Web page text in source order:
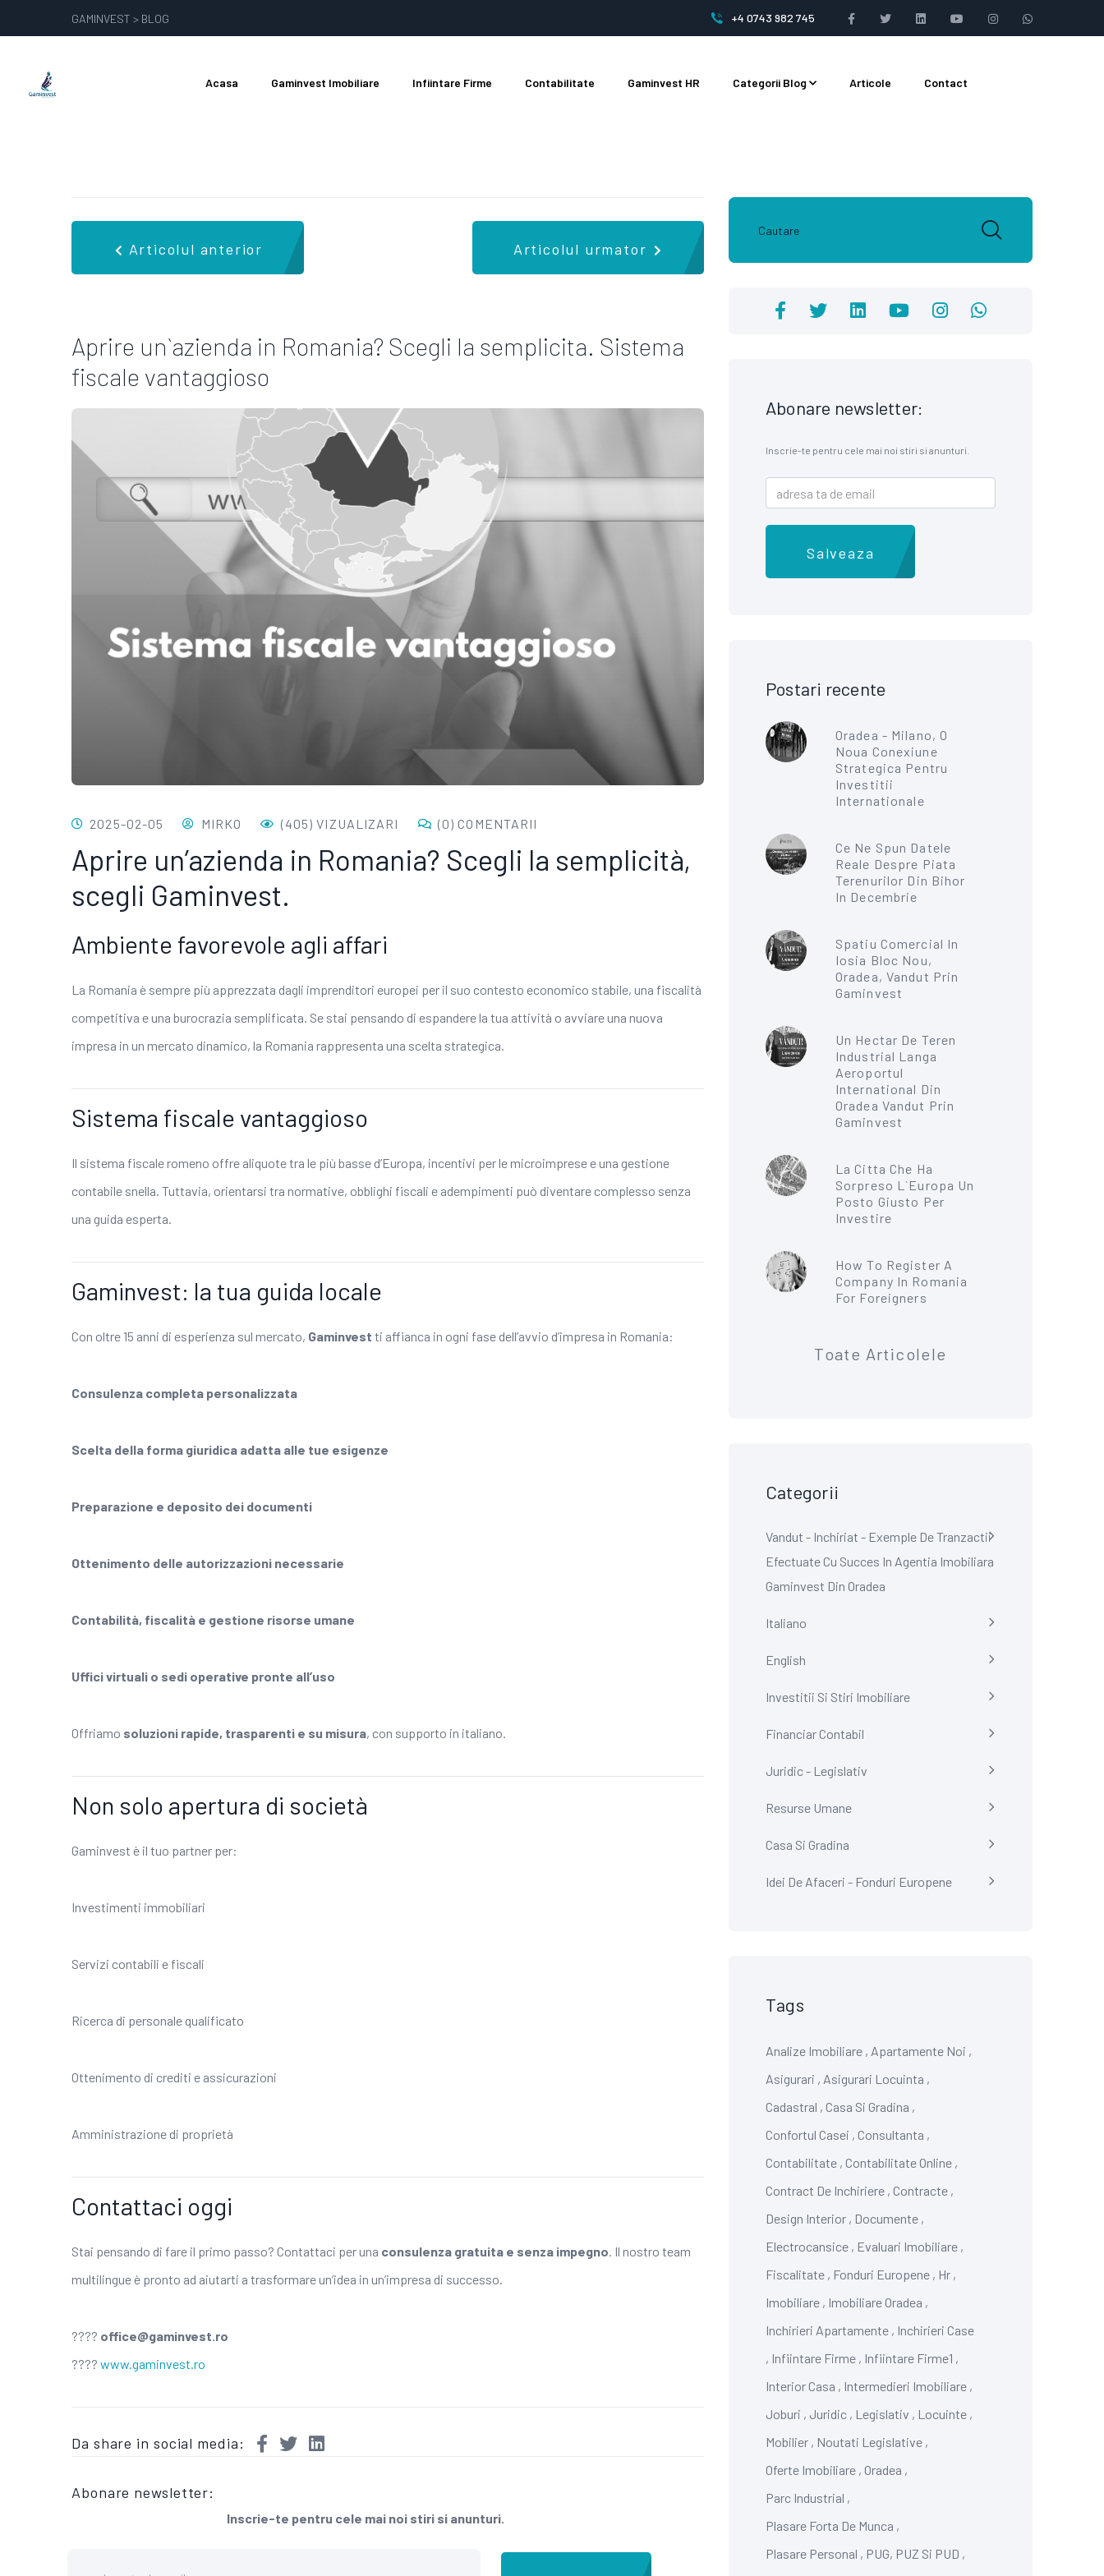
GAMINVEST > BLOG +4 0743 982 745
Acasa Gaminvest Imobiliare Infiintare Firme Contabilitate Gaminvest HR Categorii Blog Articole Contact
Articolul anterior Articolul urmator
Aprire un`azienda in Romania? Scegli la semplicita. Sistema
fiscale vantaggioso
2025-02-05 MIRKO (405) VIZUALIZARI (0) COMENTARII
Aprire un’azienda in Romania? Scegli la semplicità,
scegli Gaminvest.
Ambiente favorevole agli affari
La Romania è sempre più apprezzata dagli imprenditori europei per il suo contesto economico stabile, una fiscalità
competitiva e una burocrazia semplificata. Se stai pensando di espandere la tua attività o avviare una nuova
impresa in un mercato dinamico, la Romania rappresenta una scelta strategica.
Sistema fiscale vantaggioso
Il sistema fiscale romeno offre aliquote tra le più basse d’Europa, incentivi per le microimprese e una gestione
contabile snella. Tuttavia, orientarsi tra normative, obblighi fiscali e adempimenti può diventare complesso senza
una guida esperta.
Gaminvest: la tua guida locale
Con oltre 15 anni di esperienza sul mercato, Gaminvest ti affianca in ogni fase dell’avvio d’impresa in Romania:
Consulenza completa personalizzata
Scelta della forma giuridica adatta alle tue esigenze
Preparazione e deposito dei documenti
Ottenimento delle autorizzazioni necessarie
Contabilità, fiscalità e gestione risorse umane
Uffici virtuali o sedi operative pronte all’uso
Offriamo soluzioni rapide, trasparenti e su misura, con supporto in italiano.
Non solo apertura di società
Gaminvest è il tuo partner per:
Investimenti immobiliari
Servizi contabili e fiscali
Ricerca di personale qualificato
Ottenimento di crediti e assicurazioni
Amministrazione di proprietà
Contattaci oggi
Stai pensando di fare il primo passo? Contattaci per una consulenza gratuita e senza impegno. Il nostro team
multilingue è pronto ad aiutarti a trasformare un’idea in un’impresa di successo.
???? office@gaminvest.ro
???? www.gaminvest.ro
Da share in social media:
Abonare newsletter:
Inscrie-te pentru cele mai noi stiri si anunturi.
Abonare newsletter:
Inscrie-te pentru cele mai noi stiri si anunturi.
Salveaza
Postari recente
Oradea - Milano, O
Noua Conexiune
Strategica Pentru
Investitii
Internationale
Ce Ne Spun Datele
Reale Despre Piata
Terenurilor Din Bihor
In Decembrie
Spatiu Comercial In
Iosia Bloc Nou,
Oradea, Vandut Prin
Gaminvest
Un Hectar De Teren
Industrial Langa
Aeroportul
International Din
Oradea Vandut Prin
Gaminvest
La Citta Che Ha
Sorpreso L`Europa Un
Posto Giusto Per
Investire
How To Register A
Company In Romania
For Foreigners
Toate Articolele
Categorii
Vandut - Inchiriat - Exemple De Tranzactii
Efectuate Cu Succes In Agentia Imobiliara
Gaminvest Din Oradea
Italiano
English
Investitii Si Stiri Imobiliare
Financiar Contabil
Juridic - Legislativ
Resurse Umane
Casa Si Gradina
Idei De Afaceri - Fonduri Europene
Tags
Analize Imobiliare , Apartamente Noi ,
Asigurari , Asigurari Locuinta ,
Cadastral , Casa Si Gradina ,
Confortul Casei , Consultanta ,
Contabilitate , Contabilitate Online ,
Contract De Inchiriere , Contracte ,
Design Interior , Documente ,
Electrocansice , Evaluari Imobiliare ,
Fiscalitate , Fonduri Europene , Hr ,
Imobiliare , Imobiliare Oradea ,
Inchirieri Apartamente , Inchirieri Case
, Infiintare Firme , Infiintare Firme1 ,
Interior Casa , Intermedieri Imobiliare ,
Joburi , Juridic , Legislativ , Locuinte ,
Mobilier , Noutati Legislative ,
Oferte Imobiliare , Oradea ,
Parc Industrial ,
Plasare Forta De Munca ,
Plasare Personal , PUG, PUZ Si PUD ,